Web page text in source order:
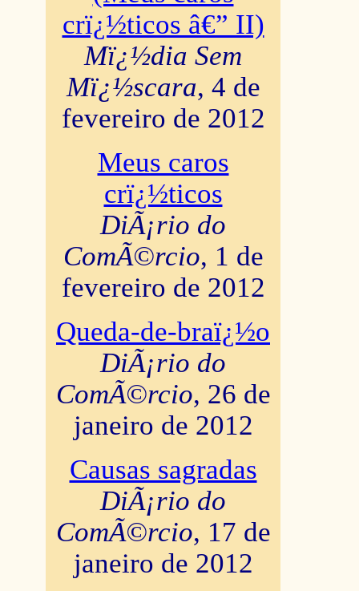
crï¿½ticos â€” II)
Mï¿½dia Sem
Mï¿½scara, 4 de
fevereiro de 2012
Meus caros
crï¿½ticos
DiÃ¡rio do
ComÃ©rcio, 1 de
fevereiro de 2012
Queda-de-braï¿½o
DiÃ¡rio do
ComÃ©rcio, 26 de
janeiro de 2012
Causas sagradas
DiÃ¡rio do
ComÃ©rcio, 17 de
janeiro de 2012